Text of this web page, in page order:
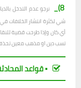
8)_
نرجو عدم التدخل
شي لكثرة انتشار الخلافات
أي كان وإذا طرحت قضية
تسب دين او مذهب معين
▪︎ قواعد